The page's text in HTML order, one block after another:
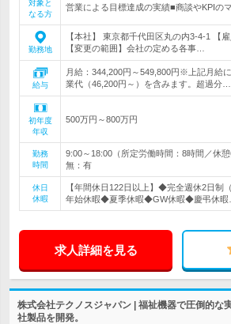
対象と
なる方
営業による目標達成の実績■商談やKPIの
勤務地
【本社】 東京都千代田区丸の内3-4-1 【
【変更の範囲】会社の定める各事…
給与
月給：344,200円～549,800円※上記月給
業代（46,200円～）を含みます。超過分…
初年度
年収
500万円～800万円
勤務
時間
9:00～18:00（所定労働時間：8時間／休
無：有
休日
休暇
【年間休日122日以上】◆完全週休2日
年始休暇◆夏季休暇◆GW休暇◆慶弔休暇
求人詳細を見る
株式会社テクノスジャパン | 福祉機器で圧倒的な
社製品を開発。